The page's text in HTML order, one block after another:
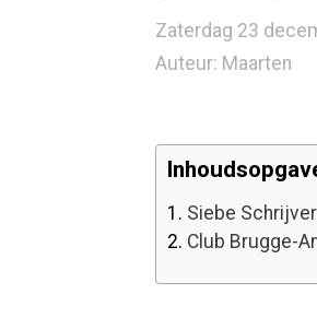
Zaterdag 23
Auteur: Maarten
1. Siebe
2. Club Brugge-